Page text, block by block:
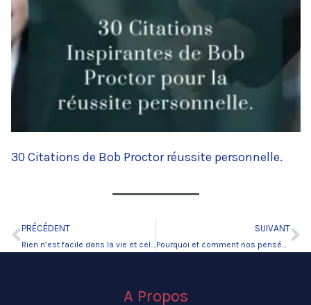
30 Citations de Bob Proctor réussite personnelle.
Précédent
PRÉCÉDENT SUIVANT
A Propos